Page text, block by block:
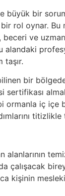
bir
rol oynar.
ve
alandaki
taşır.
bir
sertifikası
ormanla iç içe
çalışacak
kişinin